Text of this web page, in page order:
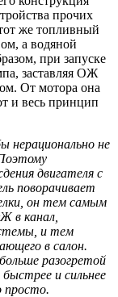
прочих
же топливный
а водяной
при запуске
заставляя ОЖ
От мотора она
и весь принцип
нерационально не
двигателя с
поворачивает
он тем самым
в канал,
и тем
в салон.
разогретой
и сильнее
просто.